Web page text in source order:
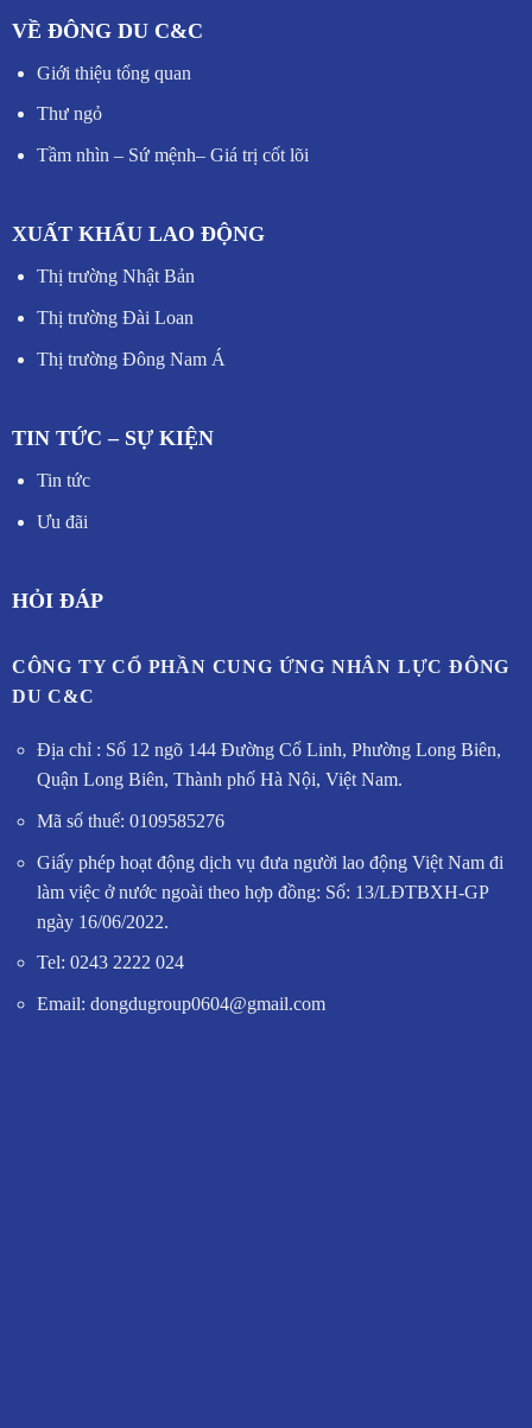
VỀ ĐÔNG DU C&C
Giới thiệu tổng quan
Thư ngỏ
Tầm nhìn – Sứ mệnh–Giá trị cốt lõi
XUẤT KHẨU LAO ĐỘNG
Thị trường Nhật Bản
Thị trường Đài Loan
Thị trường Đông Nam Á
TIN TỨC – SỰ KIỆN
Tin tức
Ưu đãi
HỎI ĐÁP
CÔNG TY CỔ PHẦN CUNG ỨNG NHÂN LỰC ĐÔNG
DU C&C
Địa chỉ : Số 12 ngõ 144 Đường Cổ Linh, Phường Long Biên,
Quận Long Biên, Thành phố Hà Nội, Việt Nam.
Mã số thuế: 0109585276
Giấy phép hoạt động dịch vụ đưa người lao động Việt Nam đi
làm việc ở nước ngoài theo hợp đồng: Số: 13/LĐTBXH-GP
ngày 16/06/2022.
Tel: 0243 2222 024
Email: dongdugroup0604@gmail.com